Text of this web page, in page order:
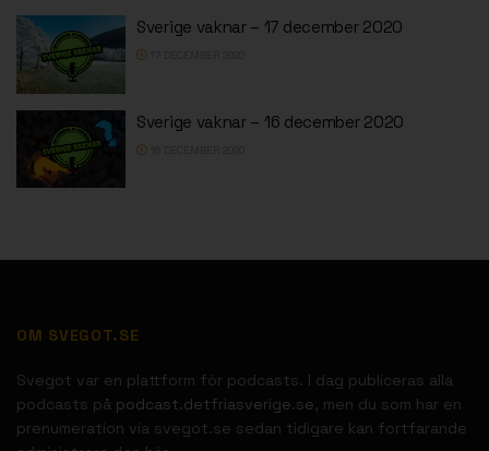
Sverige vaknar – 17 december 2020
Sverige vaknar – 16 december 2020
OM SVEGOT.SE
Svegot var en plattform för podcasts. I dag publiceras alla
podcasts på podcast.detfriasverige.se, men du som har en
prenumeration via svegot.se sedan tidigare kan fortfarande